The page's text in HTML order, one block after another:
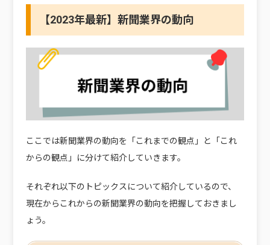
【2023年最新】新聞業界の動向
ここでは新聞業界の動向を「これまでの観点」と「これ
からの観点」に分けて紹介していきます。
それぞれ以下のトピックスについて紹介しているので、
現在からこれからの新聞業界の動向を把握しておきまし
ょう。